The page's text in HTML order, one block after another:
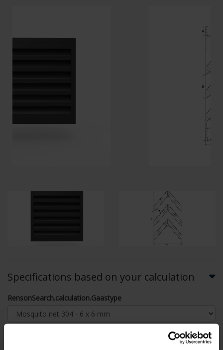
Specifications based on your calculation
RensonSearch.calculation.Gaastype